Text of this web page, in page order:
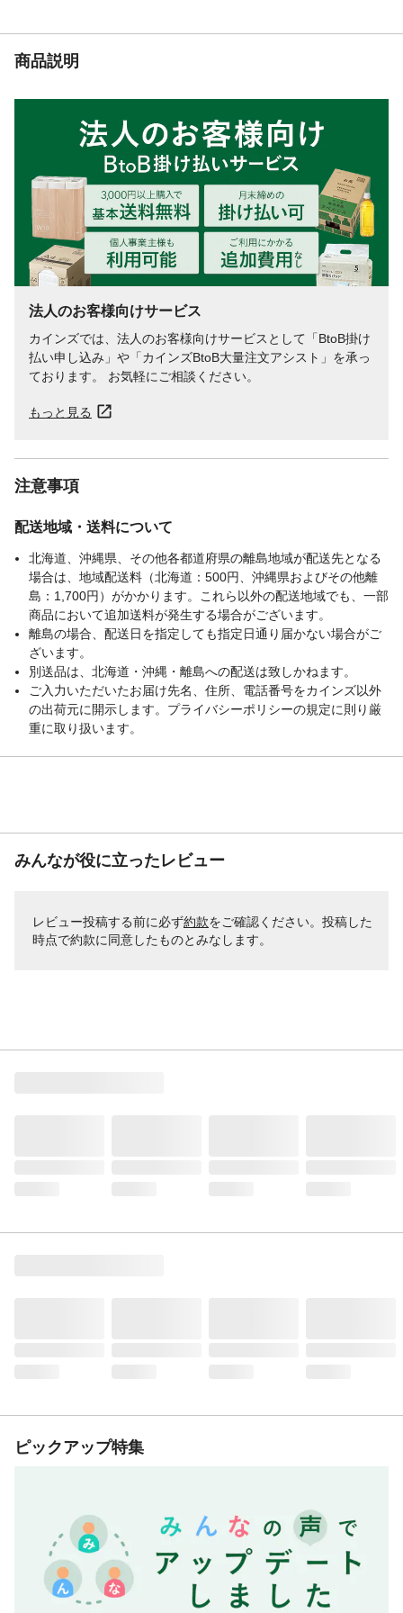
繊維1.5%以下 灰分6.5%以下 水分27.0%
以下
100gあたり292kcal
商品説明
法人のお客様向けサービス
カインズでは、法人のお客様向けサービスとして「BtoB掛け
払い申し込み」や「カインズBtoB大量注文アシスト」を承っ
ております。 お気軽にご相談ください。
もっと見る
注意事項
配送地域・送料について
北海道、沖縄県、その他各都道府県の離島地域が配送先となる
場合は、地域配送料（北海道：500円、沖縄県およびその他離
島：1,700円）がかかります。これら以外の配送地域でも、一部
商品において追加送料が発生する場合がございます。
離島の場合、配送日を指定しても指定日通り届かない場合がご
ざいます。
別送品は、北海道・沖縄・離島への配送は致しかねます。
ご入力いただいたお届け先名、住所、電話番号をカインズ以外
の出荷元に開示します。プライバシーポリシーの規定に則り厳
重に取り扱います。
みんなが役に立ったレビュー
レビュー投稿する前に必ず約款をご確認ください。投稿した
時点で約款に同意したものとみなします。
ピックアップ特集